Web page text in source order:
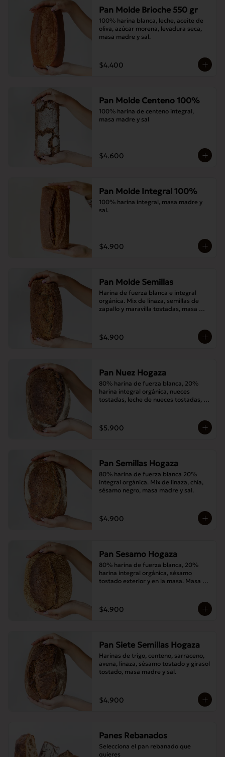
Pan Molde Brioche 550 gr
100% harina blanca, leche, aceite de
oliva, azúcar morena, levadura seca,
masa madre y sal.
$4.400
Pan Molde Centeno 100%
100% harina de centeno integral,
masa madre y sal
$4.600
Pan Molde Integral 100%
100% harina integral, masa madre y
sal.
$4.900
Pan Molde Semillas
Harina de fuerza blanca e integral
orgánica. Mix de linaza, semillas de
zapallo y maravilla tostadas, masa
$4.900
Pan Nuez Hogaza
80% harina de fuerza blanca, 20%
harina integral orgánica, nueces
tostadas, leche de nueces tostadas,
$5.900
Pan Semillas Hogaza
80% harina de fuerza blanca 20%
integral orgánica. Mix de linaza, chía,
sésamo negro, masa madre y sal.
$4.900
Pan Sesamo Hogaza
80% harina de fuerza blanca, 20%
harina integral orgánica, sésamo
tostado exterior y en la masa. Masa
$4.900
Pan Siete Semillas Hogaza
Harinas de trigo, centeno, sarraceno,
avena, linaza, sésamo tostado y girasol
tostado, masa madre y sal.
$4.900
Panes Rebanados
Selecciona el pan rebanado que
quieres